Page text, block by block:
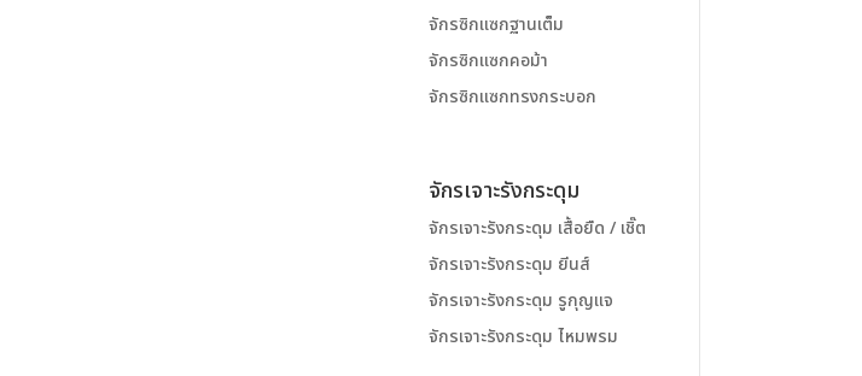
จักรซิกแซกฐานเต็ม
จักรซิกแซกคอม้า
จักรซิกแซกทรงกระบอก
จักรเจาะรังกระดุม
จักรเจาะรังกระดุม เสื้อยืด / เชิ๊ต
จักรเจาะรังกระดุม ยีนส์
จักรเจาะรังกระดุม รูกุญแจ
จักรเจาะรังกระดุม ไหมพรม